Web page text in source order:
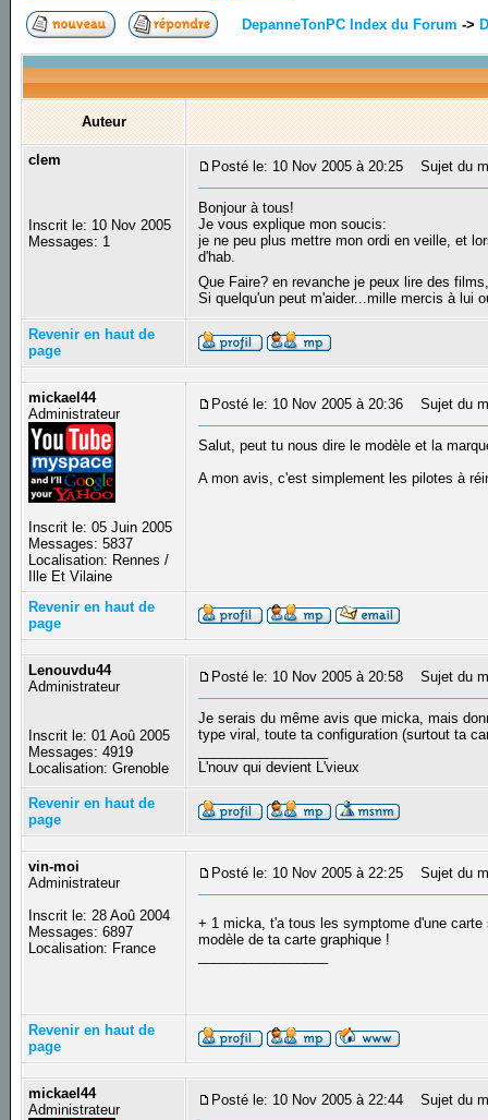
DepanneTonPC Index du Forum ->
Auteur
clem
Inscrit le: 10 Nov 2005
Messages: 1
Posté le: 10 Nov 2005 à 20:25 Sujet du
Bonjour à tous!
Je vous explique mon soucis:
je ne peu plus mettre mon ordi en veille, et
d'hab.
Que Faire? en revanche je peux lire des
Si quelqu'un peut m'aider...mille mercis à lui
Revenir en haut de
page
mickael44
Administrateur
Inscrit le: 05 Juin 2005
Messages: 5837
Localisation: Rennes /
Ille Et Vilaine
Posté le: 10 Nov 2005 à 20:36 Sujet du
Salut, peut tu nous dire le modèle et la
A mon avis, c'est simplement les pilotes à
Revenir en haut de
page
Lenouvdu44
Administrateur
Inscrit le: 01 Aoû 2005
Messages: 4919
Localisation: Grenoble
Posté le: 10 Nov 2005 à 20:58 Sujet du
Je serais du même avis que micka, mais
type viral, toute ta configuration (surtout ta
L'nouv qui devient L'vieux
Revenir en haut de
page
vin-moi
Administrateur
Inscrit le: 28 Aoû 2004
Messages: 6897
Localisation: France
Posté le: 10 Nov 2005 à 22:25 Sujet du
+ 1 micka, t'a tous les symptome d'une
modèle de ta carte graphique !
Revenir en haut de
page
mickael44
Administrateur
Posté le: 10 Nov 2005 à 22:44 Sujet du